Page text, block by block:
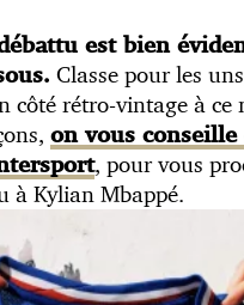
est bien
Classe pour les
côté rétro-vintage à ce
on vous
, pour vous
à Kylian Mbappé.